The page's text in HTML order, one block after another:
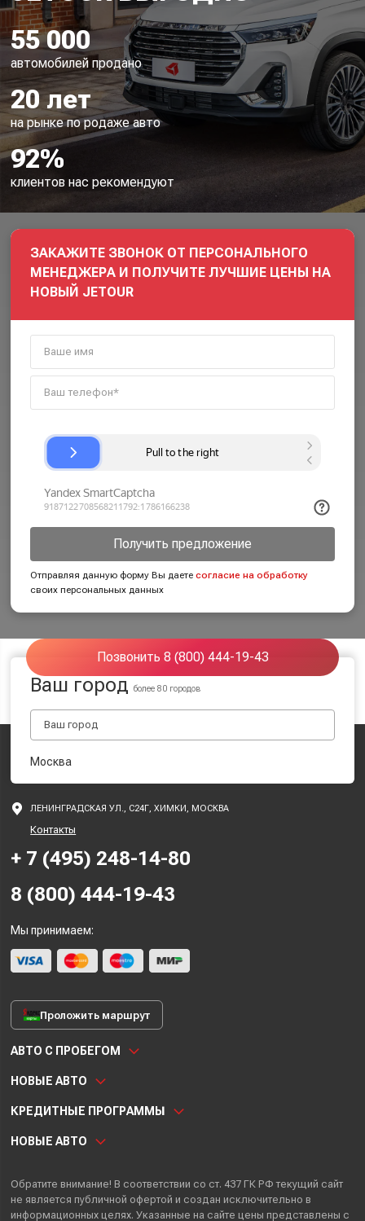
ЗАКАЖИТЕ ЗВОНОК ОТ ПЕРСОНАЛЬНОГО
МЕНЕДЖЕРА И ПОЛУЧИТЕ ЛУЧШИЕ ЦЕНЫ НА
НОВЫЙ JETOUR
Получить предложение
Отправляя данную форму Вы даетесогласие на обработку
своих персональных данных
55 000
автомобилей продано
20 лет
на рынке по родаже авто
92%
клиентов нас рекомендуют
Позвонить 8 (800) 444-19-43
Ваш городболее 80 городов
Москва
ЛЕНИНГРАДСКАЯ УЛ., С24Г, ХИМКИ, МОСКВА
Контакты
+ 7 (495) 248-14-80
8 (800) 444-19-43
Мы принимаем:
Проложить маршрут
АВТО С ПРОБЕГОМ
НОВЫЕ АВТО
КРЕДИТНЫЕ ПРОГРАММЫ
НОВЫЕ АВТО
Обратите внимание! В соответствии со ст. 437 ГК РФ текущий сайт
не является публичной офертой и создан исключительно в
информационных целях. Указанные на сайте цены представлены с